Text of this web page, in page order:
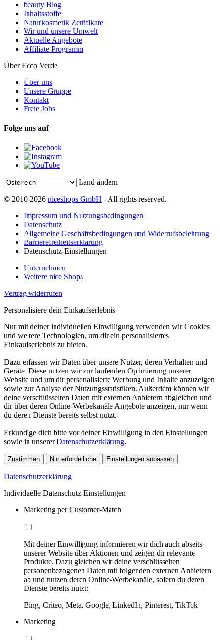
beauty Blog
Inhaltsstoffe
Naturkosmetik Zertifikate
Wir und unsere Umwelt
Aktuelle Angebote
Affiliate Programm
Über Ecco Verde
Über uns
Unsere Gruppe
Kontakt
Freie Jobs
Folge uns auf
Land ändern
© 2010-2026 niceshops GmbH - All rights reserved.
Impressum und Nutzungsbedingungen
Datenschutz
Allgemeine Geschäftsbedingungen und Widerrufsbelehrung
Barrierefreiheitserklärung
Datenschutz-Einstellungen
Unternehmen
Weitere nice Shops
Vertrag widerrufen
Personalisiere dein Einkaufserlebnis
Nur mit deiner individuellen Einwilligung verwenden wir Cookies
und weitere Technologien, um dir ein personalisiertes
Einkaufserlebnis zu bieten.
Dazu erfassen wir Daten über unsere Nutzer, deren Verhalten und
Geräte. Diese nutzen wir zur laufenden Optimierung unserer
Website und um dir personalisierte Werbung und Inhalte anzuzeigen
sowie zur Analyse der Nutzungsstatistiken. Außerdem können wir
deine verschlüsselten Daten mit externen Anbietern abgleichen und
dir über deren Online-Werbekanäle Angebote anzeigen, nur wenn
du deren Dienste bereits selbst nutzt.
Erkundige dich bitte vor deiner Einwilligung in den Einstellungen
sowie in unsererDatenschutzerklärung.
Zustimmen Nur erforderliche Einstellungen anpassen
Datenschutzerklärung
Individuelle Datenschutz-Einstellungen
Marketing per Customer-Match
Mit deiner Einwilligung informieren wir dich auch abseits
unserer Website über Aktionen und zeigen dir relevante
Produkte. Dazu gleichen wir deine verschlüsselten
personenbezogenen Daten mit folgenden externen Anbietern
ab und nutzen deren Online-Werbekanäle, sofern du deren
Dienste bereits nutzt:
Bing, Criteo, Meta, Google, LinkedIn, Pinterest, TikTok
Marketing